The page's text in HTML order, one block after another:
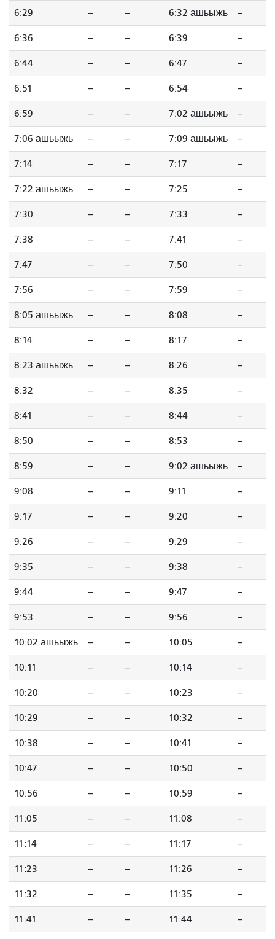
6:29 -- -- 6:32 ашьыжь --
6:36 -- -- 6:39 --
6:44 -- -- 6:47 --
6:51 -- -- 6:54 --
6:59 -- -- 7:02 ашьыжь --
7:06 ашьыжь -- -- 7:09 ашьыжь --
7:14 -- -- 7:17 --
7:22 ашьыжь -- -- 7:25 --
7:30 -- -- 7:33 --
7:38 -- -- 7:41 --
7:47 -- -- 7:50 --
7:56 -- -- 7:59 --
8:05 ашьыжь -- -- 8:08 --
8:14 -- -- 8:17 --
8:23 ашьыжь -- -- 8:26 --
8:32 -- -- 8:35 --
8:41 -- -- 8:44 --
8:50 -- -- 8:53 --
8:59 -- -- 9:02 ашьыжь --
9:08 -- -- 9:11 --
9:17 -- -- 9:20 --
9:26 -- -- 9:29 --
9:35 -- -- 9:38 --
9:44 -- -- 9:47 --
9:53 -- -- 9:56 --
10:02 ашьыжь -- -- 10:05 --
10:11 -- -- 10:14 --
10:20 -- -- 10:23 --
10:29 -- -- 10:32 --
10:38 -- -- 10:41 --
10:47 -- -- 10:50 --
10:56 -- -- 10:59 --
11:05 -- -- 11:08 --
11:14 -- -- 11:17 --
11:23 -- -- 11:26 --
11:32 -- -- 11:35 --
11:41 -- -- 11:44 --